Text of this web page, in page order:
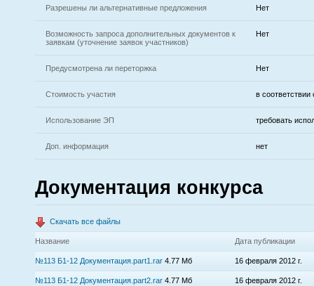
Разрешены ли альтернативные предложения Нет
Возможность запроса дополнительных документов к
заявкам (уточнение заявок участников)
Нет
Предусмотрена ли переторжка Нет
Стоимость участия в
Использование ЭП требовать
Доп. информация нет
Документация конкурса
Скачать все файлы
Название Дата публикации
№113 Б1-12 Документация.part1.rar 4.77 Мб 16 февраля 2012 г.
№113 Б1-12 Документация.part2.rar 4.77 Мб 16 февраля 2012 г.